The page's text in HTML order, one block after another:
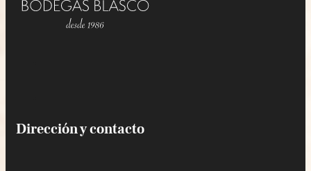
Dirección y contacto